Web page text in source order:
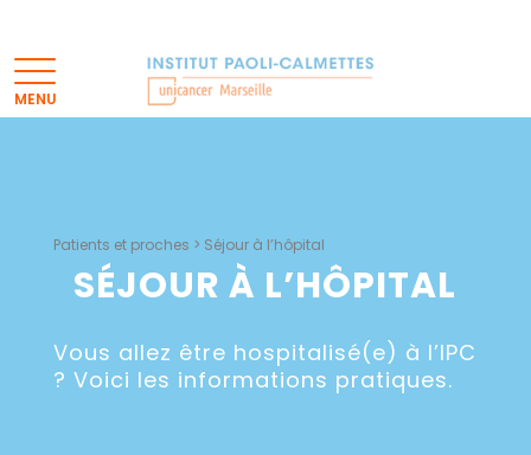
Patients et proches > Séjour à l’hôpital
SÉJOUR À L’HÔPITAL
Vous allez être hospitalisé(e) à l’IPC
? Voici les informations pratiques.